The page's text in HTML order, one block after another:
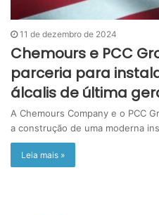
11 de dezembro de 2024
Chemours e PCC
parceria para
álcalis de última
A Chemours Company e o PCC
a construção de uma moderna
Leia mais »